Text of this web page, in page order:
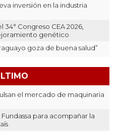
inversión en la industria
Congreso CEA 2026,
genético
goza de buena salud”
el mercado de maquinaria
para acompañar la